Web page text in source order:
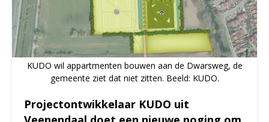
KUDO wil appartmenten bouwen aan de Dwarsweg, de
gemeente ziet dat niet zitten. Beeld: KUDO.
Projectontwikkelaar KUDO uit